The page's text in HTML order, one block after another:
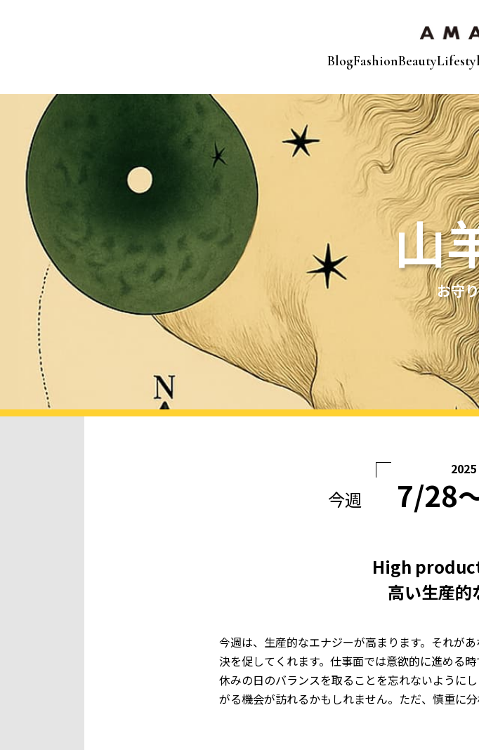
BlogFashionBeauty
山
お守
今週
2025
7/28
High
高い生産的
今週は、生産的なエナジーが高まります。それが
決を促してくれます。仕事面では意欲的に進める
休みの日のバランスを取ることを忘れないように
がる機会が訪れるかもしれません。ただ、慎重に